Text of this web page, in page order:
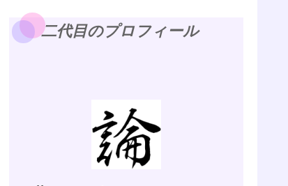
二代目のプロフィール